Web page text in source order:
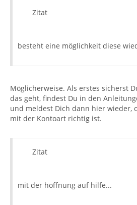
Zitat
besteht eine möglichkeit diese
Möglicherweise. Als erstes sicherst
das geht, findest Du in den
und meldest Dich dann hier wieder,
mit der Kontoart richtig ist.
Zitat
mit der hoffnung auf hilfe...